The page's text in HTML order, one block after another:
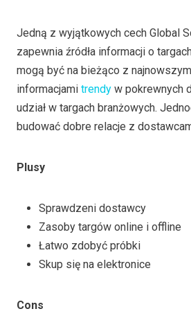
Jedną z wyjątkowych cech Global
zapewnia źródła informacji o
mogą być na bieżąco z
informacjami trendy w pokrewnych
udział w targach branżowych.
budować dobre relacje z
Plusy
Sprawdzeni dostawcy
Zasoby targów online i offline
Łatwo zdobyć próbki
Skup się na elektronice
Cons